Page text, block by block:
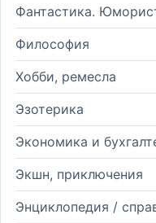
Фантастика.
Философия
Хобби, ремесла
Эзотерика
Экономика и
Экшн, приключения
Энциклопедия /